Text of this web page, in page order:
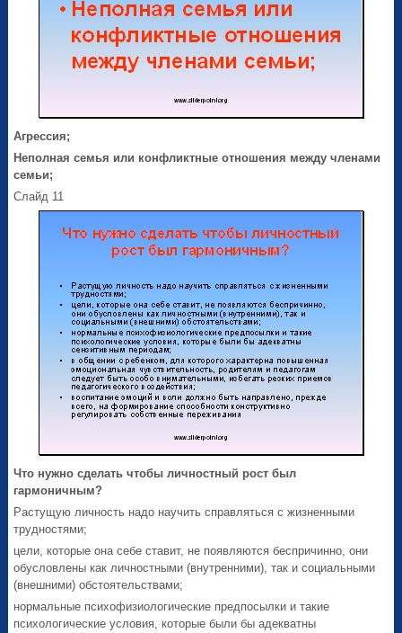
Агрессия;
Неполная семья или конфликтные отношения между членами
семьи;
Слайд 11
Что нужно сделать чтобы личностный рост был
гармоничным?
Растущую личность надо научить справляться с жизненными
трудностями;
цели, которые она себе ставит, не появляются беспричинно, они
обусловлены как личностными (внутренними), так и социальными
(внешними) обстоятельствами;
нормальные психофизиологические предпосылки и такие
психологические условия, которые были бы адекватны